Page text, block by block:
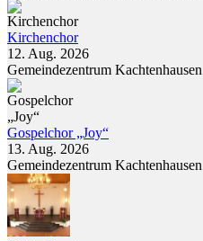
Kirchenchor
12. Aug. 2026
Gemeindezentrum Kachtenhausen
Gospelchor „Joy“
13. Aug. 2026
Gemeindezentrum Kachtenhausen